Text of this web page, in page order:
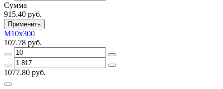
Сумма
915.40 руб.
Применить
М10х300
107.78 руб.
1077.80 руб.